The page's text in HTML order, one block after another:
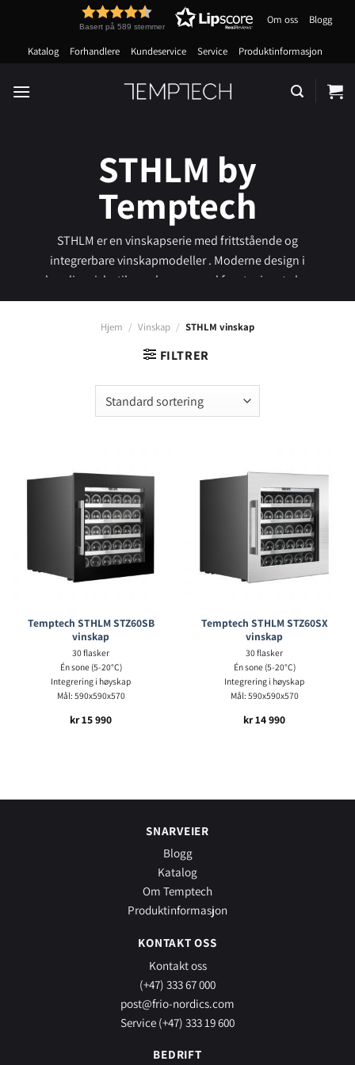
content
Basert på 589 stemmer
Om oss Blogg
Katalog Forhandlere Kundeservice Service Produktinformasjon
STHLM by
Temptech
STHLM er en vinskapserie med frittstående og
integrerbare vinskapmodeller . Moderne design i
skandinavisk stil som leveres med fronter i sort glass
eller rustfritt stål.
Hjem / Vinskap / STHLM vinskap
FILTRER
Temptech STHLM STZ60SB
vinskap
30 flasker
Én sone (5-20°C)
Integrering i høyskap
Mål: 590x590x570
kr15 990
Temptech STHLM STZ60SX
vinskap
30 flasker
Én sone (5-20°C)
Integrering i høyskap
Mål: 590x590x570
kr14 990
SNARVEIER
Blogg
Katalog
Om Temptech
Produktinformasjon
KONTAKT OSS
Kontakt oss
(+47) 333 67 000
post@frio-nordics.com
Service (+47) 333 19 600
BEDRIFT